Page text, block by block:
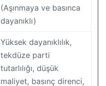
(Aşınmaya ve basınca
dayanıklı)
Yüksek dayanıklılık,
tekdüze parti
tutarlılığı, düşük
maliyet, basınç direnci,